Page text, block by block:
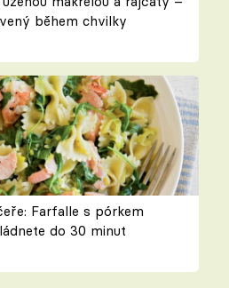
během chvilky
Farfalle s pórkem
do 30 minut